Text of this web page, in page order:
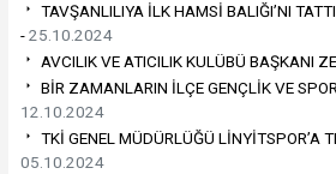
TAVŞANLILIYA İLK HAMSİ BALIĞI’NI
-25.10.2024
AVCILIK VE ATICILIK KULÜBÜ BAŞKANI
BİR ZAMANLARIN İLÇE GENÇLİK VE
12.10.2024
TKİ GENEL MÜDÜRLÜĞÜ LİNYİTSPOR’A
05.10.2024